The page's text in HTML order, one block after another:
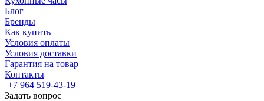
Блог
Бренды
Как купить
Условия оплаты
Условия доставки
Гарантия на товар
Контакты
+7 964 519-43-19
Задать вопрос